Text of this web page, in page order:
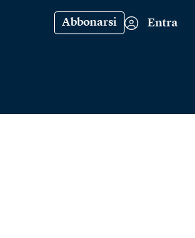
Abbonarsi Entra